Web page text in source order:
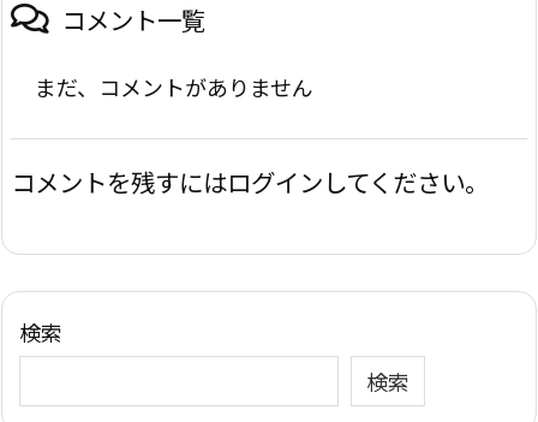
コメント一覧
まだ、コメントがありません
コメントを残すにはログインしてください。
検索
検索